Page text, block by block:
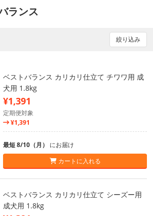
ランス
絞り込み
ベストバランス カリカリ仕立て チワワ用 成
犬用 1.8kg
¥1,391
定期便対象
¥1,391
最短 8/10（月） にお届け
カートに入れる
ベストバランス カリカリ仕立て シーズー用
成犬用 1.8kg